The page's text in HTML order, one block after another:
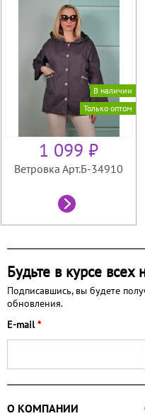
В наличии
Только оптом
1 099 ₽
Ветровка Арт.Б-34910
Будьте в курсе всех
Подписавшись, вы будете
обновления.
E-mail*
О КОМПАНИИ